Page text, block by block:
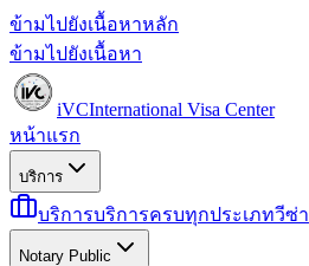
ข้ามไปยังเนื้อหาหลัก
ข้ามไปยังเนื้อหา
iVCInternational Visa Center
หน้าแรก
บริการ
บริการบริการครบทุกประเภทวีซ่า
Notary Public